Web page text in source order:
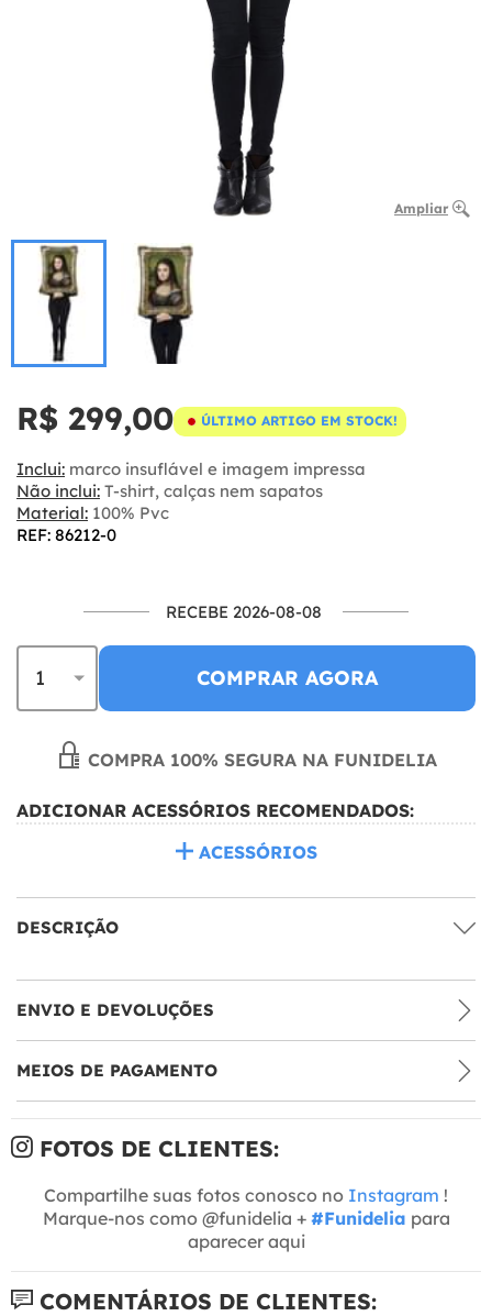
Ampliar
R$ 299,00 ÚLTIMO ARTIGO EM STOCK!
Inclui: marco insuflável e imagem impressa
Não inclui: T-shirt, calças nem sapatos
Material: 100% Pvc
REF: 86212-0
RECEBE 2026-08-08
COMPRAR AGORA
COMPRA 100% SEGURA NA FUNIDELIA
ADICIONAR ACESSÓRIOS RECOMENDADOS:
ACESSÓRIOS
DESCRIÇÃO
ENVIO E DEVOLUÇÕES
MEIOS DE PAGAMENTO
FOTOS DE CLIENTES:
Compartilhe suas fotos conosco no Instagram !
Marque-nos como @funidelia + #Funidelia para
aparecer aqui
COMENTÁRIOS DE CLIENTES: